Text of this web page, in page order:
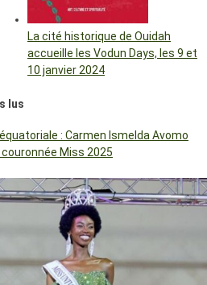
La cité historique de Ouidah
accueille les Vodun Days, les 9 et
10 janvier 2024
lus
: Carmen Ismelda Avomo
Miss 2025